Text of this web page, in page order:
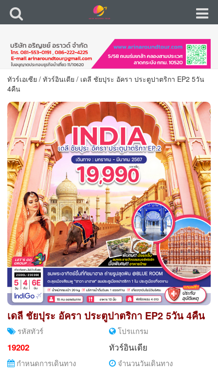
ทัวร์เอเซีย / ทัวร์อินเดีย / เดลี ชัยปุระ อัครา ประตูปาตริกา EP2 5วัน
4คืน
เดลี ชัยปุระ อัครา ประตูปาตริกา EP2 5วัน 4คืน
รหัสทัวร์
19202
โปรแกรม
ทัวร์อินเดีย
กำหนดการเดินทาง จำนวนวันเดินทาง